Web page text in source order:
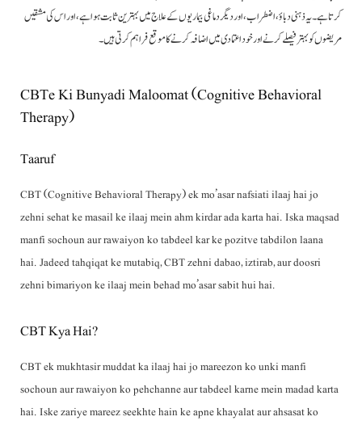
کرتا ہے۔ یہ ذہنی دباؤ، اضطراب، اور دیگر دماغی بیماریوں کے علاج میں بہترین ثابت ہوا ہے، اور اس کی مشقیں
مریضوں کو بہتر فیصلے کرنے اور خود اعتمادی میں اضافہ کرنے کا موقع فراہم کرتی ہیں۔
CBTe Ki Bunyadi Maloomat (Cognitive Behavioral
Therapy)
Taaruf
CBT (Cognitive Behavioral Therapy) ek mo’asar nafsiati ilaaj hai jo
zehni sehat ke masail ke ilaaj mein ahm kirdar ada karta hai. Iska maqsad
manfi sochoun aur rawaiyon ko tabdeel kar ke pozitve tabdilon laana
hai. Jadeed tahqiqat ke mutabiq, CBT zehni dabao, iztirab, aur doosri
zehni bimariyon ke ilaaj mein behad mo’asar sabit hui hai.
CBT Kya Hai?
CBT ek mukhtasir muddat ka ilaaj hai jo mareezon ko unki manfi
sochoun aur rawaiyon ko pehchanne aur tabdeel karne mein madad karta
hai. Iske zariye mareez seekhte hain ke apne khayalat aur ahsasat ko